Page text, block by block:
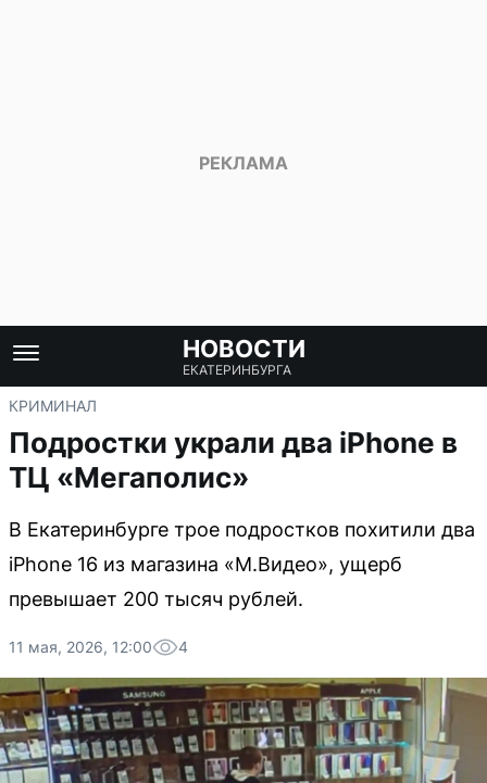
НОВОСТИ
ЕКАТЕРИНБУРГА
КРИМИНАЛ
Подростки украли два iPhone в
ТЦ «Мегаполис»
В Екатеринбурге трое подростков похитили два
iPhone 16 из магазина «М.Видео», ущерб
превышает 200 тысяч рублей.
11 мая, 2026, 12:00 4